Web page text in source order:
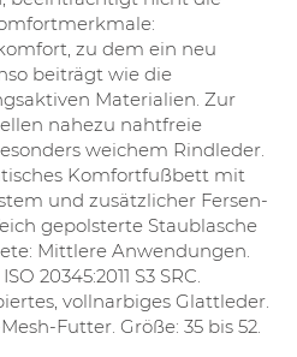
zu dem ein neu
beiträgt wie die
Materialien. Zur
nahezu nahtfreie
weichem Rindleder.
Komfortfußbett mit
und zusätzlicher Fersen-
gepolsterte Staublasche
Mittlere Anwendungen.
20345:2011 S3 SRC.
vollnarbiges Glattleder.
Futter. Größe: 35 bis 52.